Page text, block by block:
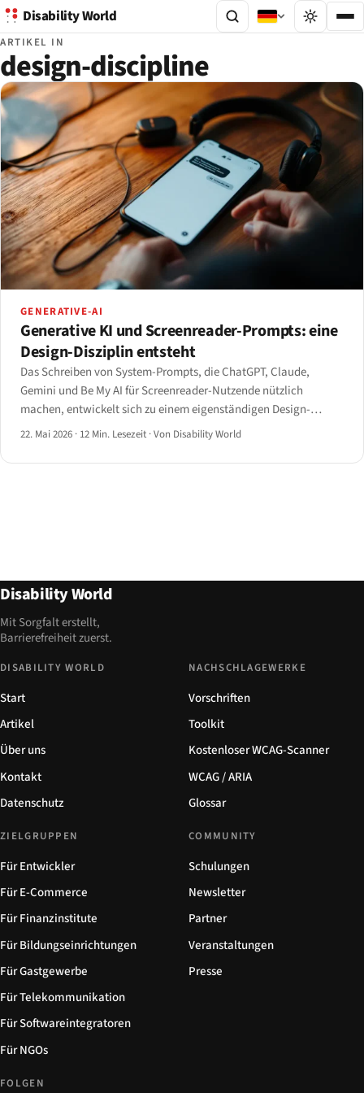
Disability World
ARTIKEL IN
design-discipline
GENERATIVE-AI
Generative KI und Screenreader-Prompts: eine
Design-Disziplin entsteht
Das Schreiben von System-Prompts, die ChatGPT, Claude,
Gemini und Be My AI für Screenreader-Nutzende nützlich
machen, entwickelt sich zu einem eigenständigen Design-
Handwerk — mit Regeln zu Struktur, Gedankenstrichen, AT-
22. Mai 2026 · 12 Min. Lesezeit ·Von Disability World
Disability World
Mit Sorgfalt erstellt,
Barrierefreiheit zuerst.
DISABILITY WORLD
Start
Artikel
Über uns
Kontakt
Datenschutz
NACHSCHLAGEWERKE
Vorschriften
Toolkit
Kostenloser WCAG-Scanner
WCAG / ARIA
Glossar
ZIELGRUPPEN
Für Entwickler
Für E-Commerce
Für Finanzinstitute
Für Bildungseinrichtungen
Für Gastgewerbe
Für Telekommunikation
Für Softwareintegratoren
Für NGOs
COMMUNITY
Schulungen
Newsletter
Partner
Veranstaltungen
Presse
FOLGEN